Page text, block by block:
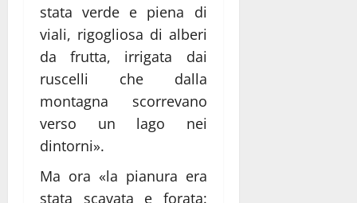
stata verde e piena di
viali, rigogliosa di alberi
da frutta, irrigata dai
ruscelli che dalla
montagna scorrevano
verso un lago nei
dintorni».
Ma ora «la pianura era
stata scavata e forata: